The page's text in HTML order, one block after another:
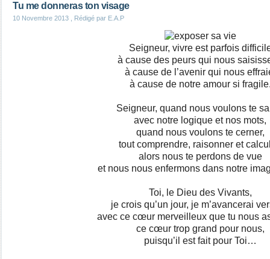
Tu me donneras ton visage
10 Novembre 2013 , Rédigé par E.A.P
Seigneur, vivre est parfois
à cause des peurs qui nous
à cause de l’avenir qui nous
à cause de notre amour si
Seigneur, quand nous voulons te
avec notre logique et nos mots,
quand nous voulons te cerner,
tout comprendre, raisonner et
alors nous te perdons de vue
et nous nous enfermons dans notre
Toi, le Dieu des Vivants,
je crois qu’un jour, je m’avancerai
avec ce cœur merveilleux que tu nous
ce cœur trop grand pour nous,
puisqu’il est fait pour Toi…